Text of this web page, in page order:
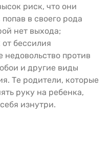
риск, что они
в своего рода
нет выхода;
бессилия
недовольство против
и другие виды
Те родители, которые
руку на ребенка,
изнутри.